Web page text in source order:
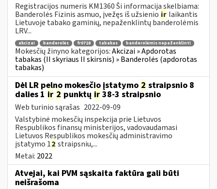
Registracijos numeris KM1360 Ši informacija skelbiama:
Banderolės Fizinis asmuo, įvežęs iš užsienio ir laikantis
Lietuvoje tabako gaminių, nepaženklintų banderolėmis
LRV...
akcizai banderolės fr0718 tabakas banderolėmis nepaženklinti
Mokesčių žinyno kategorijos:Akcizai » Apdorotas
tabakas (II skyriaus II skirsnis) » Banderolės (apdorotas
tabakas)
Dėl LR pelno mokesčio įstatymo 2 straipsnio 8
dalies 1 ir 2 punktų ir 38-3 straipsnio
Web turinio sąrašas 2022-09-09
Valstybinė mokesčių inspekcija prie Lietuvos
Respublikos finansų ministerijos, vadovaudamasi
Lietuvos Respublikos mokesčių administravimo
įstatymo 12 straipsniu,...
Metai: 2022
Atvejai, kai PVM sąskaita faktūra gali būti
neišrašoma